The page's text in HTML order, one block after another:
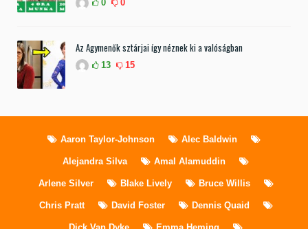
0 0
Az Agymenők sztárjai így néznek ki a valóságban
13 15
Aaron Taylor-Johnson Alec Baldwin
Alejandra Silva Amal Alamuddin
Arlene Silver Blake Lively Bruce Willis
Chris Pratt David Foster Dennis Quaid